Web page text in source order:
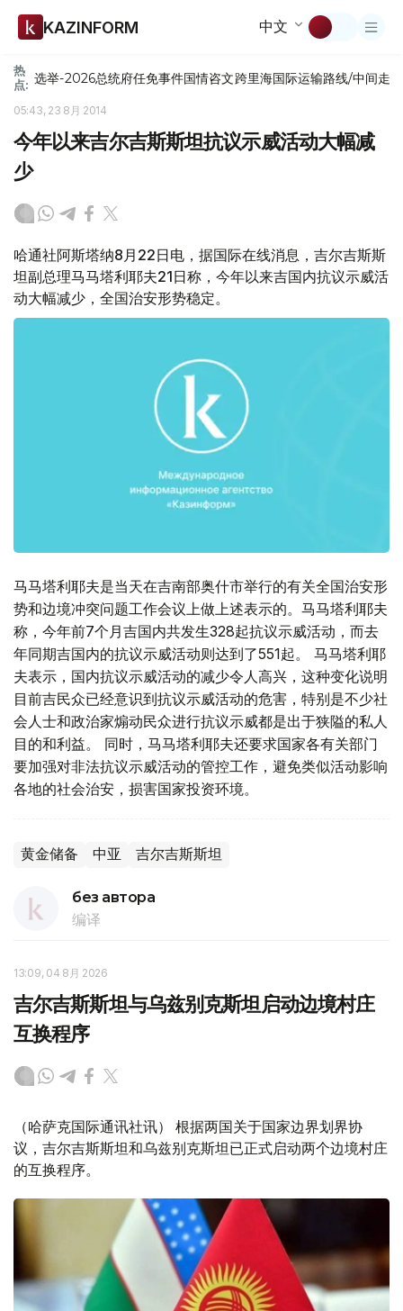
KAZINFORM 中文
热
点: 选举-2026总统府任免事件国情咨文跨里海国际运输路线/中间走廊
05:43, 23 8月 2014
今年以来吉尔吉斯斯坦抗议示威活动大幅减
少
哈通社阿斯塔纳8月22日电，据国际在线消息，吉尔吉斯斯
坦副总理马马塔利耶夫21日称，今年以来吉国内抗议示威活
动大幅减少，全国治安形势稳定。
马马塔利耶夫是当天在吉南部奥什市举行的有关全国治安形
势和边境冲突问题工作会议上做上述表示的。马马塔利耶夫
称，今年前7个月吉国内共发生328起抗议示威活动，而去
年同期吉国内的抗议示威活动则达到了551起。 马马塔利耶
夫表示，国内抗议示威活动的减少令人高兴，这种变化说明
目前吉民众已经意识到抗议示威活动的危害，特别是不少社
会人士和政治家煽动民众进行抗议示威都是出于狭隘的私人
目的和利益。 同时，马马塔利耶夫还要求国家各有关部门
要加强对非法抗议示威活动的管控工作，避免类似活动影响
各地的社会治安，损害国家投资环境。
黄金储备 中亚 吉尔吉斯斯坦
без автора
编译
13:09, 04 8月 2026
吉尔吉斯斯坦与乌兹别克斯坦启动边境村庄
互换程序
（哈萨克国际通讯社讯） 根据两国关于国家边界划界协
议，吉尔吉斯斯坦和乌兹别克斯坦已正式启动两个边境村庄
的互换程序。